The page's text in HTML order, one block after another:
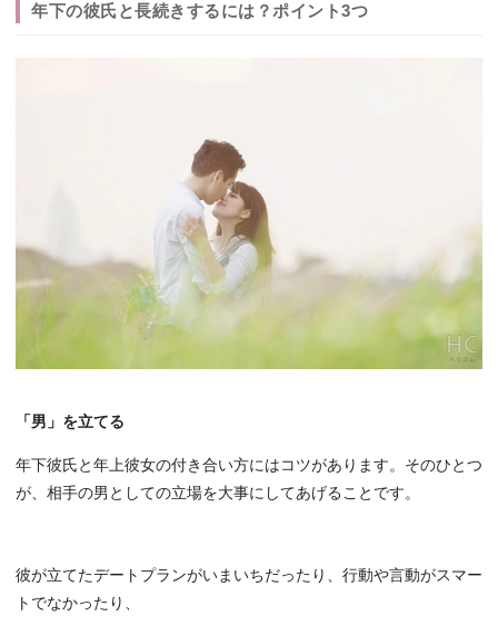
年下の彼氏と長続きするには？ポイント3つ
「男」を立てる
年下彼氏と年上彼女の付き合い方にはコツがあります。そのひとつ
が、相手の男としての立場を大事にしてあげることです。
彼が立てたデートプランがいまいちだったり、行動や言動がスマー
トでなかったり、